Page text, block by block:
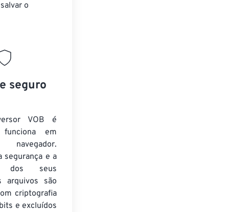
o
seguro
VOB é
em
segurança e a
dos seus
arquivos são
criptografia
e excluídos